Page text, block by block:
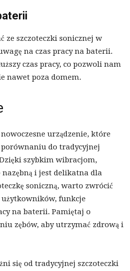
ze szczoteczki sonicznej w
na czas pracy na baterii.
czas pracy, co pozwoli nam
nawet poza domem.
urządzenie, które
do tradycyjnej
szybkim wibracjom,
nazębną i jest delikatna dla
soniczną, warto zwrócić
funkcje
na baterii. Pamiętaj o
zębów, aby utrzymać zdrową i
się od tradycyjnej szczoteczki